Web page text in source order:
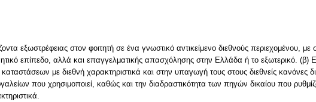
εξωστρέφειας στον φοιτητή σε ένα γνωστικό αντικείμενο διεθνούς περιεχομένου, με
επίπεδο, αλλά και επαγγελματικής απασχόλησης στην Ελλάδα ή το εξωτερικό. (β)
με διεθνή χαρακτηριστικά και στην υπαγωγή τους στους διεθνείς κανόνες
που χρησιμοποιεί, καθώς και την διαδραστικότητα των πηγών δικαίου που